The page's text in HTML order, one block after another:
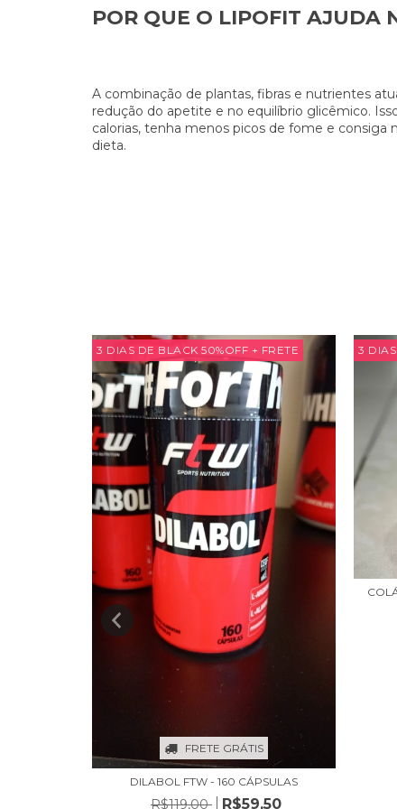
POR QUE O LIPOFIT AJUDA
A combinação de plantas, fibras e nutrientes
redução do apetite e no equilíbrio glicêmico.
calorias, tenha menos picos de fome e
dieta.
3 DIAS DE BLACK 50%OFF + FRETE
FRETE GRÁTIS
DILABOL FTW - 160 CÁPSULAS
R$119,00 R$59,50
3